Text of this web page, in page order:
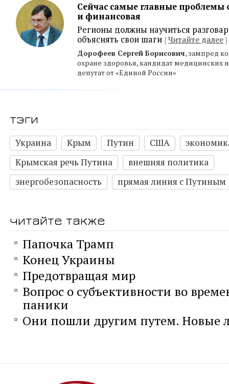
Сейчас самые главные проблемы
и финансовая
Регионы должны научиться
объяснять свои шаги {Читайте далее}
Дорофеев Сергей Борисович, зампред
охране здоровья, кандидат медицинских
депутат от «Единой России»
тэги
Украина Крым Путин США
Крымская речь Путина
внешняя политика
энергобезопасность
прямая линия с Путиным
читайте также
Папочка Трамп
Конец Украины
Предотвращая мир
Вопрос о субъективности во
паники
Они пошли другим путем. Новые